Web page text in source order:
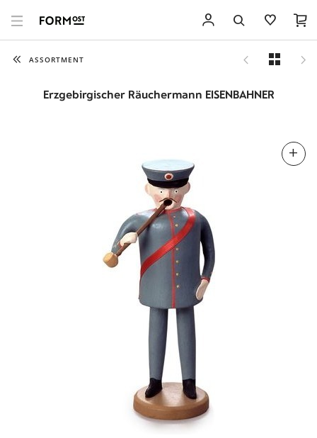
ASSORTMENT
Erzgebirgischer Räuchermann EISENBAHNER